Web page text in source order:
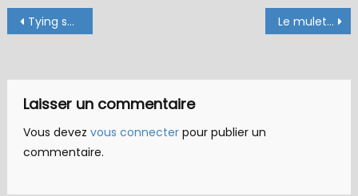
Navigation
de
Tying small flies Le mulet de la Nalon
Laisser un commentaire
Vous devez vous connecterpour publier un
commentaire.